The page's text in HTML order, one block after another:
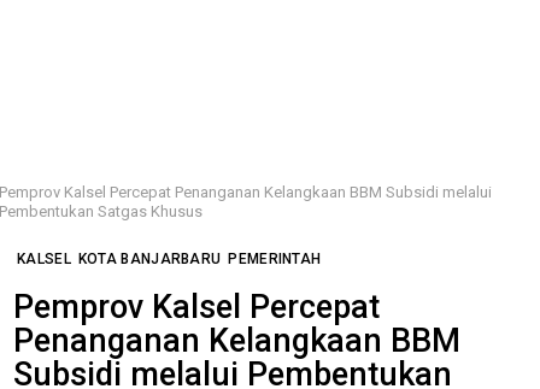
Pemprov Kalsel Percepat Penanganan Kelangkaan BBM Subsidi melalui
Pembentukan Satgas Khusus
KALSEL KOTA BANJARBARU PEMERINTAH
Pemprov Kalsel Percepat
Penanganan Kelangkaan BBM
Subsidi melalui Pembentukan